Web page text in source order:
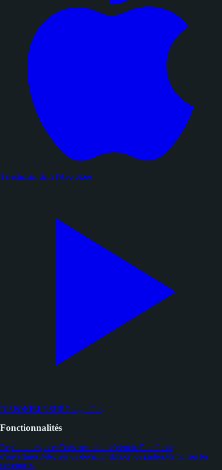
Télécharger dans l'App Store
DISPONIBLE SURGoogle Play
Fonctionnalités
Répétition espacéeConstructeur de répertoireEntraîneur
d'ouverturesDétecteur de déviationsImport de partiesMémoriser les
ouvertures